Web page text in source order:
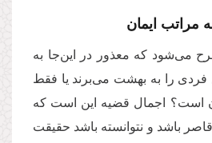
مراتب ایمان
می‌شود که معذور در این‌جا به
فردی را به بهشت می‌برند یا فقط
است؟ اجمال قضیه این است که
باشد و نتوانسته باشد حقیقت